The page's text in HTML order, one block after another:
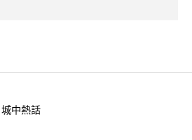
城中熱話